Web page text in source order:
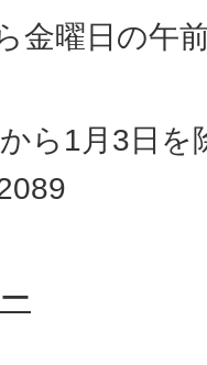
金曜日の午
ら1月3日を